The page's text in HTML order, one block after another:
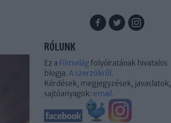
RÓLUNK
Ez a Filmvilágfolyóiratának hivatalos
blogja. A szerzőkről .
Kérdések, megjegyzések, javaslatok,
sajtóanyagok: email .